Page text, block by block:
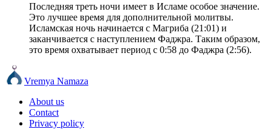
Последняя треть ночи имеет в Исламе особое значение.
Это лучшее время для дополнительной молитвы.
Исламская ночь начинается с Магриба (21:01) и
заканчивается с наступлением Фаджра. Таким образом,
это время охватывает период с 0:58 до Фаджра (2:56).
Vremya Namaza
About us
Contact
Privacy policy